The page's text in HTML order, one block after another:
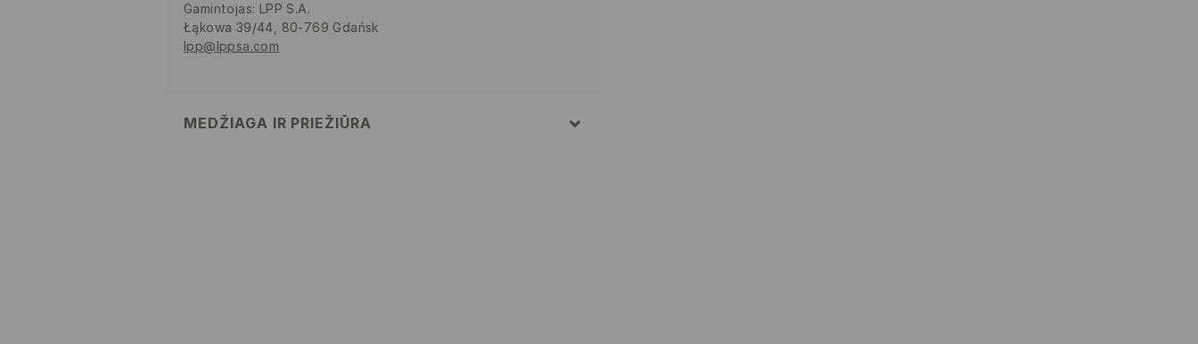
Gamintojas: LPP S.A.
Łąkowa 39/44, 80-769 Gdańsk
lpp@lppsa.com
MEDŽIAGA IR PRIEŽIŪRA